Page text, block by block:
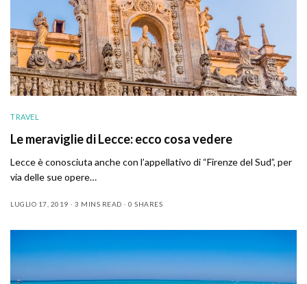
TRAVEL
Le meraviglie di Lecce: ecco cosa vedere
Lecce è conosciuta anche con l’appellativo di “Firenze del Sud”, per
via delle sue opere…
LUGLIO 17, 2019 3 MINS READ 0 SHARES